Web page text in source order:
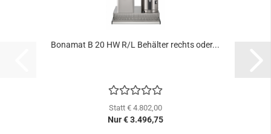
Bonamat B 20 HW R/L Behälter rechts oder...
Statt € 4.802,00
Nur € 3.496,75